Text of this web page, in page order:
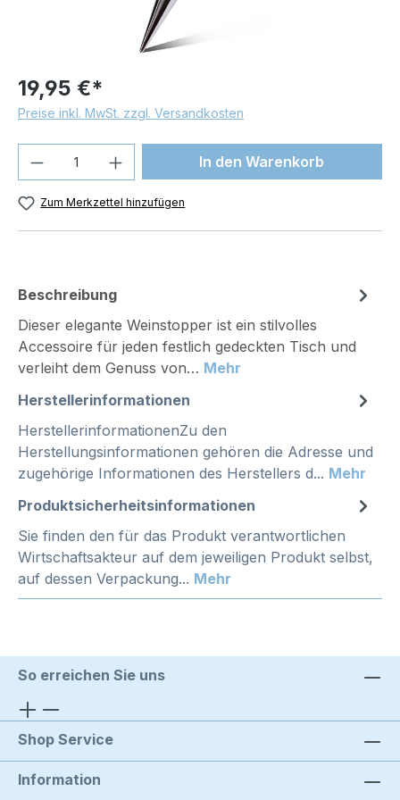
19,95 €*
Preise inkl. MwSt. zzgl. Versandkosten
Produkt Anzahl: Gib denIn den Warenkorb
Zum Merkzettel hinzufügen
Beschreibung
Dieser elegante Weinstopper ist ein stilvolles
Accessoire für jeden festlich gedeckten Tisch und
verleiht dem Genuss von… Mehr
Herstellerinformationen
HerstellerinformationenZu den
Herstellungsinformationen gehören die Adresse und
zugehörige Informationen des Herstellers d... Mehr
Produktsicherheitsinformationen
Sie finden den für das Produkt verantwortlichen
Wirtschaftsakteur auf dem jeweiligen Produkt selbst,
auf dessen Verpackung... Mehr
So erreichen Sie uns
Shop Service
Information